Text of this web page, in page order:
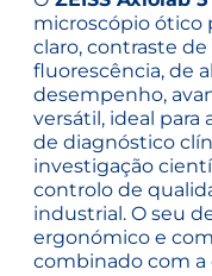
microscópio ótico
claro, contraste de
fluorescência, de
desempenho,
versátil, ideal para
de diagnóstico
investigação
controlo de
industrial. O seu
ergonómico e
combinado com a